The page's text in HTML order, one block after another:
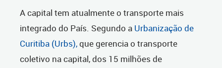
A capital tem atualmente o transporte mais
integrado do País. Segundo a Urbanização de
Curitiba (Urbs),que gerencia o transporte
coletivo na capital, dos 15 milhões de